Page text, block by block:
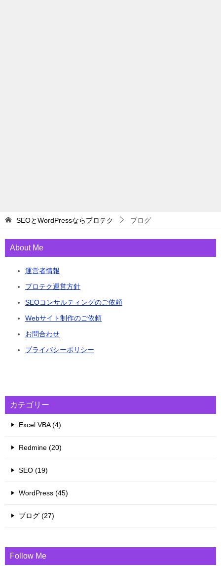
SEOとWordPressならプロテク ブログ
About Me
運営者情報
プロテク運営方針
SEOコンサルティングのご依頼
Webサイト制作のご依頼
お問合わせ
プライバシーポリシー
カテゴリー
Excel VBA (4)
Redmine (20)
SEO (19)
WordPress (45)
ブログ (27)
Follow Me